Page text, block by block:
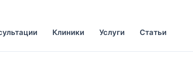
Клиники Услуги Статьи